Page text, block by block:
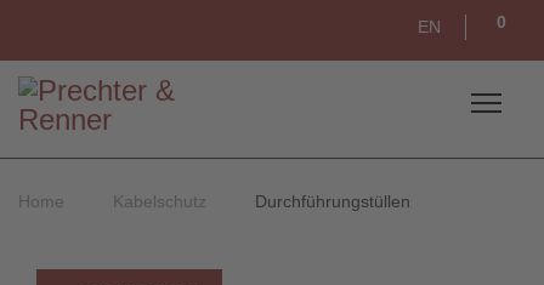
EN 0
Home Kabelschutz Durchführungstüllen